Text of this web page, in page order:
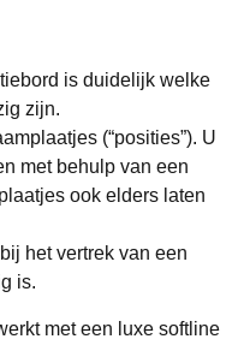
is duidelijk welke
zijn.
(“posities”). U
met behulp van een
ook elders laten
het vertrek van een
is.
met een luxe softline